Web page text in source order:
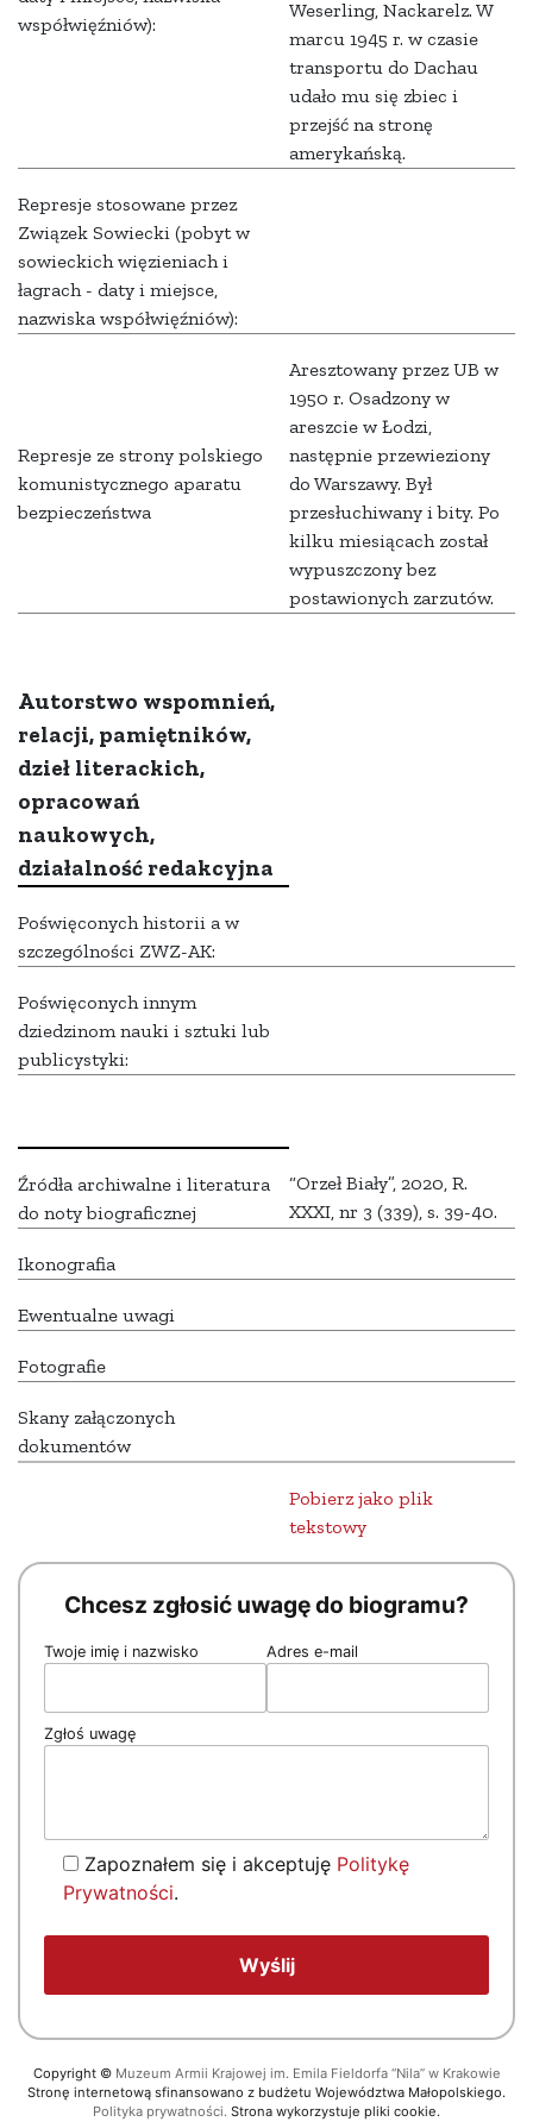
współwięźniów):
Weserling, Nackarelz. W
marcu 1945 r. w czasie
transportu do Dachau
udało mu się zbiec i
przejść na stronę
amerykańską.
Represje stosowane przez
Związek Sowiecki (pobyt w
sowieckich więzieniach i
łagrach - daty i miejsce,
nazwiska współwięźniów):
Represje ze strony polskiego
komunistycznego aparatu
bezpieczeństwa
Aresztowany przez UB w
1950 r. Osadzony w
areszcie w Łodzi,
następnie przewieziony
do Warszawy. Był
przesłuchiwany i bity. Po
kilku miesiącach został
wypuszczony bez
postawionych zarzutów.
Autorstwo wspomnień,
relacji, pamiętników,
dzieł literackich,
opracowań
naukowych,
działalność redakcyjna
Poświęconych historii a w
szczególności ZWZ-AK:
Poświęconych innym
dziedzinom nauki i sztuki lub
publicystyki:
Źródła archiwalne i literatura
do noty biograficznej
“Orzeł Biały”, 2020, R.
XXXI, nr 3 (339), s. 39-40.
Ikonografia
Ewentualne uwagi
Fotografie
Skany załączonych
dokumentów
Pobierz jako plik
tekstowy
Chcesz zgłosić uwagę do biogramu?
Twoje imię i nazwisko Adres e-mail
Zgłoś uwagę
Zapoznałem się i akceptuję Politykę
Prywatności.
Copyright © Muzeum Armii Krajowej im. Emila Fieldorfa “Nila” w Krakowie
Stronę internetową sfinansowano z budżetu Województwa Małopolskiego.
Polityka prywatności. Strona wykorzystuje pliki cookie.